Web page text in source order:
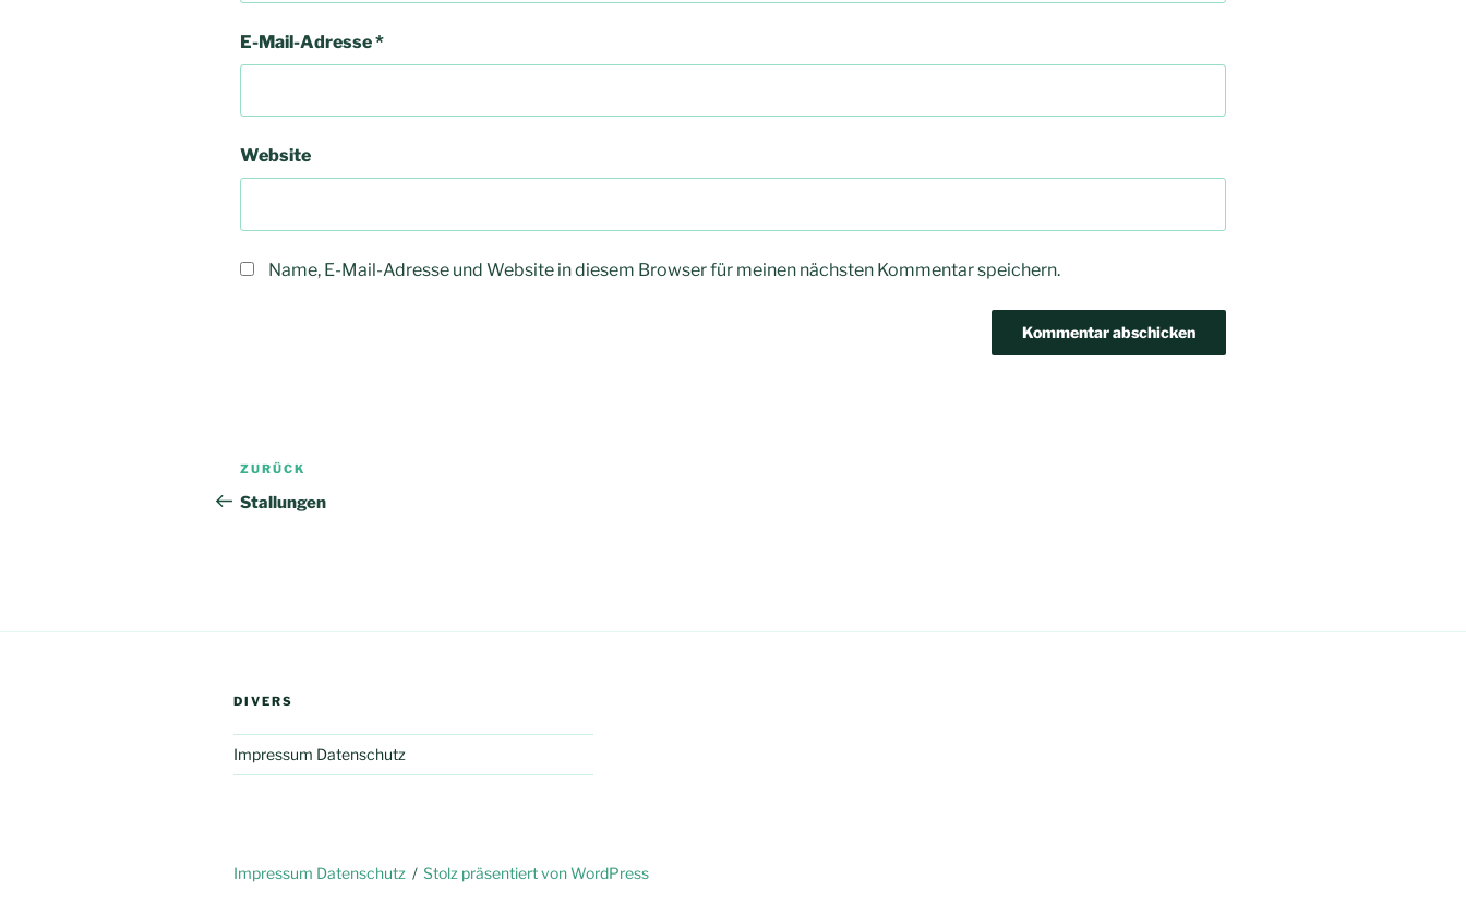
E-Mail-Adresse*
Website
Name, E-Mail-Adresse und Website in diesem Browser für meinen nächsten Kommentar speichern.
Beitragsnavigation
Vorheriger
Beitrag
ZURÜCK
Stallungen
DIVERS
Impressum Datenschutz
Impressum Datenschutz Stolz präsentiert von WordPress